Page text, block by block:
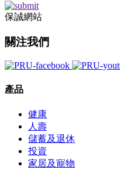
保誠網站
關注我們
產品
健康
人壽
儲蓄及退休
投資
家居及寵物